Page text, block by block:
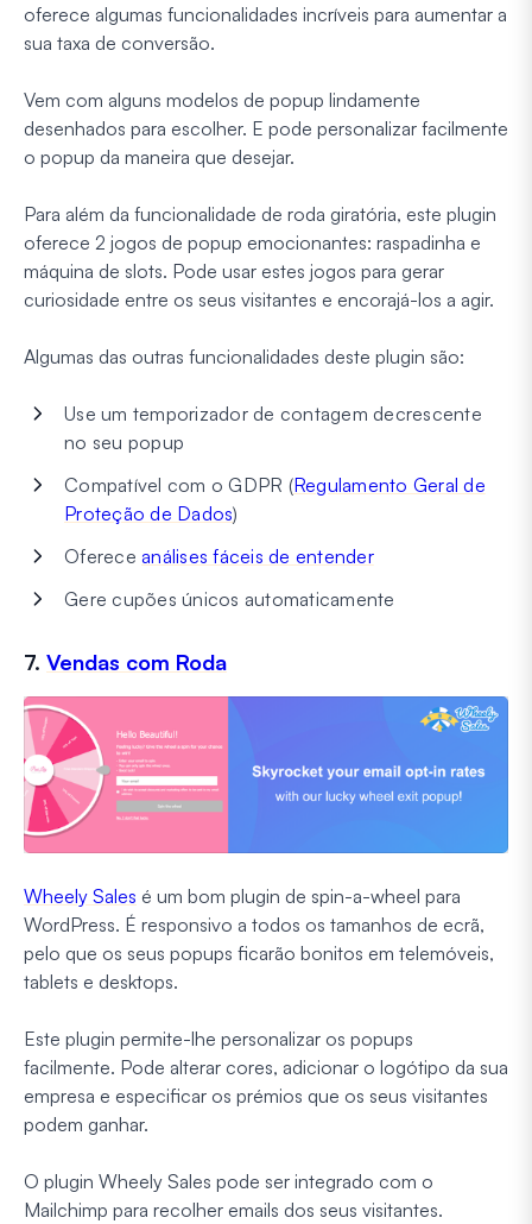
oferece algumas funcionalidades incríveis para aumentar a
sua taxa de conversão.
Vem com alguns modelos de popup lindamente
desenhados para escolher. E pode personalizar facilmente
o popup da maneira que desejar.
Para além da funcionalidade de roda giratória, este plugin
oferece 2 jogos de popup emocionantes: raspadinha e
máquina de slots. Pode usar estes jogos para gerar
curiosidade entre os seus visitantes e encorajá-los a agir.
Algumas das outras funcionalidades deste plugin são:
Use um temporizador de contagem decrescente
no seu popup
Compatível com o GDPR (Regulamento Geral de
Proteção de Dados)
Oferece análises fáceis de entender
Gere cupões únicos automaticamente
7. Vendas com Roda
Wheely Sales é um bom plugin de spin-a-wheel para
WordPress. É responsivo a todos os tamanhos de ecrã,
pelo que os seus popups ficarão bonitos em telemóveis,
tablets e desktops.
Este plugin permite-lhe personalizar os popups
facilmente. Pode alterar cores, adicionar o logótipo da sua
empresa e especificar os prémios que os seus visitantes
podem ganhar.
O plugin Wheely Sales pode ser integrado com o
Mailchimp para recolher emails dos seus visitantes.